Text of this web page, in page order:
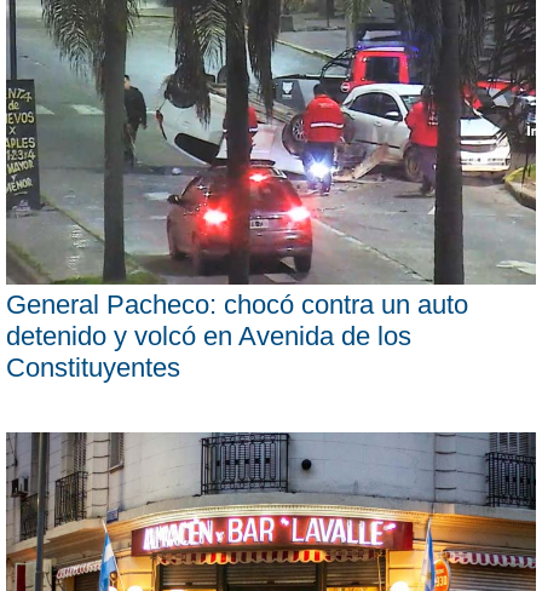
General Pacheco: chocó contra un auto
detenido y volcó en Avenida de los
Constituyentes